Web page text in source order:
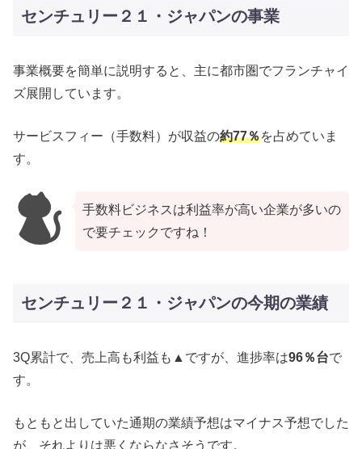
センチュリー２１・ジャパンの事業
事業概要を簡単に説明すると、主に都市圏でフランチャイ
ズ展開しています。
サービスフィー（手数料）が収益の約77％を占めていま
す。
手数料ビジネスは利益率が高い企業が多いの
で要チェックですね！
センチュリー２１・ジャパンの今期の業績
3Q累計で、売上高も利益も▲ですが、進捗率は96％台で
す。
もともと出していた通期の業績予想はマイナス予想でした
が、それよりは悪くならなさそうです。